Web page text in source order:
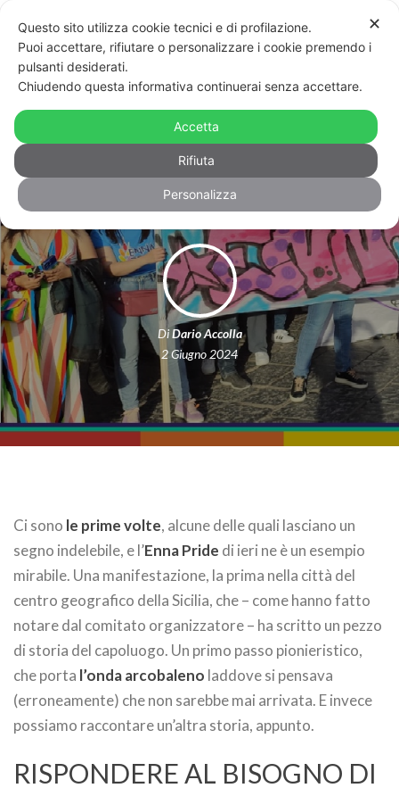
Enna Pride, la prima volta della
marcia arcobaleno nel centro della
Sicilia
DiDario Accolla
2 Giugno 2024
Ci sono le prime volte, alcune delle quali lasciano un
segno indelebile, e l’Enna Pride di ieri ne è un esempio
mirabile. Una manifestazione, la prima nella città del
centro geografico della Sicilia, che – come hanno fatto
notare dal comitato organizzatore – ha scritto un pezzo
di storia del capoluogo. Un primo passo pionieristico,
che porta l’onda arcobaleno laddove si pensava
(erroneamente) che non sarebbe mai arrivata. E invece
possiamo raccontare un’altra storia, appunto.
RISPONDERE AL BISOGNO DI
✕
Questo sito utilizza cookie tecnici e di profilazione.
Puoi accettare, rifiutare o personalizzare i cookie premendo i
pulsanti desiderati.
Chiudendo questa informativa continuerai senza accettare.
Accetta
Rifiuta
Personalizza